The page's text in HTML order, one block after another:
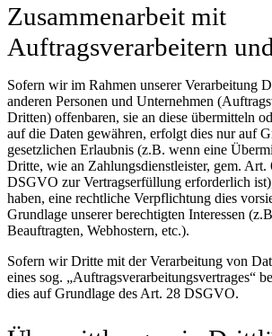
Zusammenarbeit mit
Auftragsverarbeitern
Sofern wir im Rahmen unserer Verarbeitung
anderen Personen und Unternehmen
Dritten) offenbaren, sie an diese übermitteln
auf die Daten gewähren, erfolgt dies nur auf
gesetzlichen Erlaubnis (z.B. wenn eine
Dritte, wie an Zahlungsdienstleister, gem.
DSGVO zur Vertragserfüllung erforderlich
haben, eine rechtliche Verpflichtung dies
Grundlage unserer berechtigten Interessen
Beauftragten, Webhostern, etc.).
Sofern wir Dritte mit der Verarbeitung von
eines sog. „Auftragsverarbeitungsvertrages“
dies auf Grundlage des Art. 28 DSGVO.